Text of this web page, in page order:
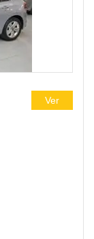
Ver